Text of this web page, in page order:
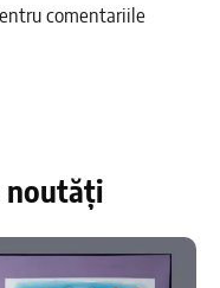
comentariile
noutăți